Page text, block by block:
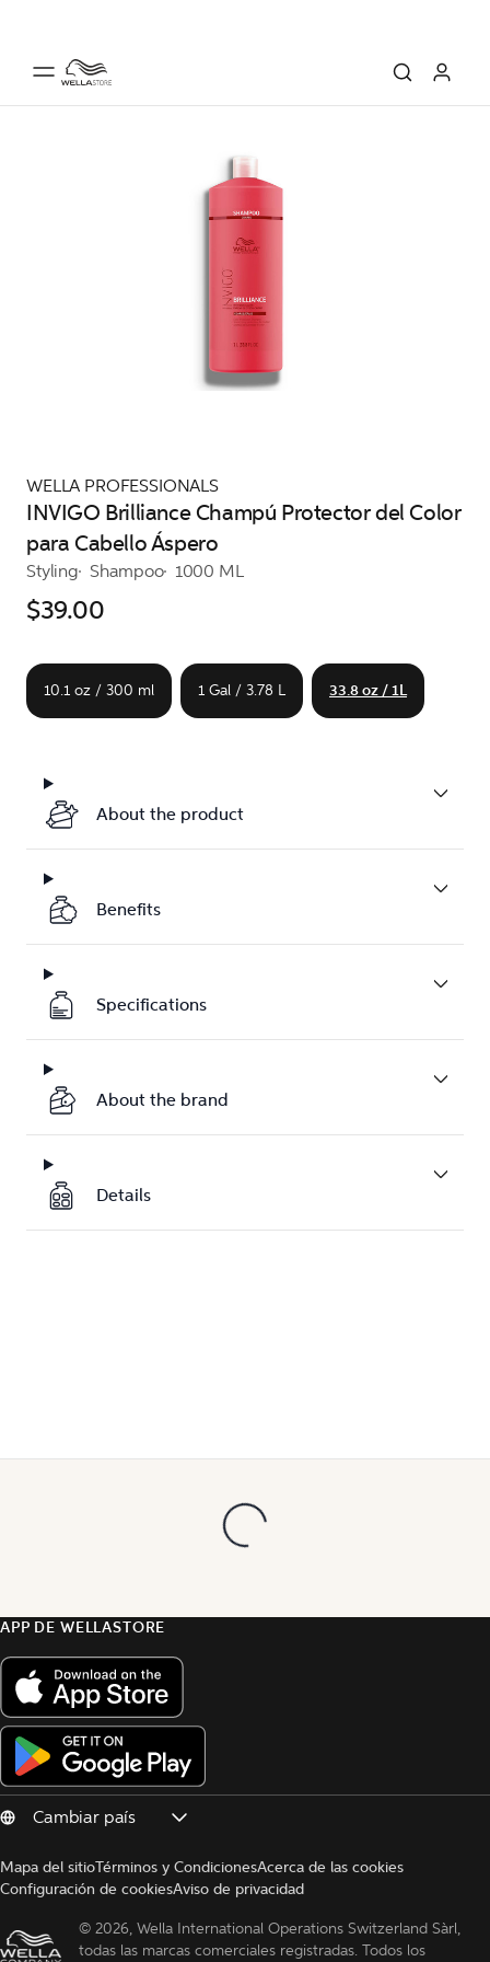
WELLA PROFESSIONALS
INVIGO Brilliance Champú Protector del Color
para Cabello Áspero
Styling Shampoo 1000 ML
$39.00
10.1 oz / 300 ml 1 Gal / 3.78 L 33.8 oz / 1L
About the product
Benefits
Specifications
About the brand
Details
APP DE WELLASTORE
Mapa del sitioTérminos y CondicionesAcerca de las cookies
Configuración de cookiesAviso de privacidad
© 2026, Wella International Operations Switzerland Sàrl,
todas las marcas comerciales registradas. Todos los